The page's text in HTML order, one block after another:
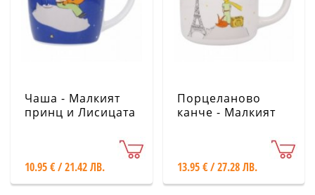
Чаша - Малкият
принц и Лисицата
10.95 € / 21.42 ЛВ.
Порцеланово
канче - Малкият
13.95 € / 27.28 ЛВ.